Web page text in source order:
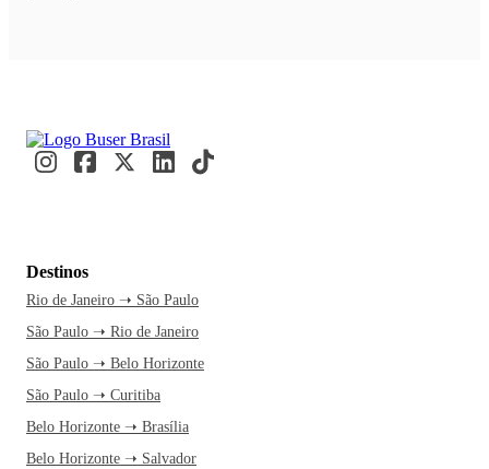
Destinos
Rio de Janeiro ➝ São Paulo
São Paulo ➝ Rio de Janeiro
São Paulo ➝ Belo Horizonte
São Paulo ➝ Curitiba
Belo Horizonte ➝ Brasília
Belo Horizonte ➝ Salvador